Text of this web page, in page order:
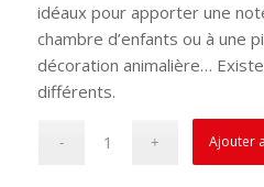
idéaux pour apporter une
chambre d’enfants ou à une
décoration animalière…
différents.
Ajouter